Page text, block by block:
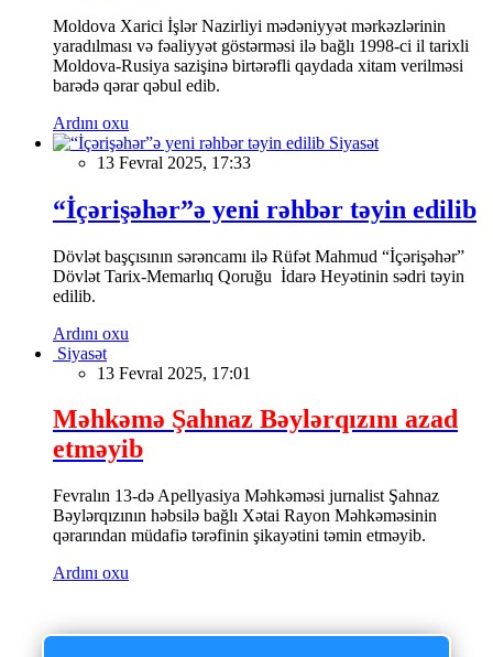
Moldova Xarici İşlər Nazirliyi mədəniyyət mərkəzlərinin
yaradılması və fəaliyyət göstərməsi ilə bağlı 1998-ci il tarixli
Moldova-Rusiya sazişinə birtərəfli qaydada xitam verilməsi
barədə qərar qəbul edib.
Ardını oxu
Siyasət
13 Fevral 2025, 17:33
“İçərişəhər”ə yeni rəhbər təyin edilib
Dövlət başçısının sərəncamı ilə Rüfət Mahmud “İçərişəhər”
Dövlət Tarix-Memarlıq Qoruğu İdarə Heyətinin sədri təyin
edilib.
Ardını oxu
Siyasət
13 Fevral 2025, 17:01
Məhkəmə Şahnaz Bəylərqızını azad
etməyib
Fevralın 13-də Apellyasiya Məhkəməsi jurnalist Şahnaz
Bəylərqızının həbsilə bağlı Xətai Rayon Məhkəməsinin
qərarından müdafiə tərəfinin şikayətini təmin etməyib.
Ardını oxu